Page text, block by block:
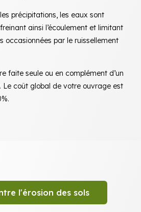
précipitations, les eaux sont
ainsi l’écoulement et limitant
occasionnées par le ruissellement
faite seule ou en complément d’un
Le coût global de votre ouvrage est
l'érosion des sols